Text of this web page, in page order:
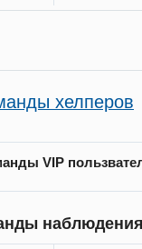
хелперов
VIP